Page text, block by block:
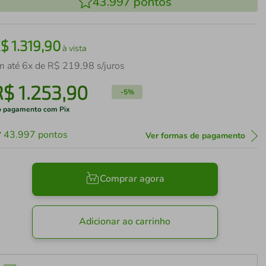
1.319,90à vista
até 6x de R$ 219,98 s/juros
1.253,90 -5%
pagamento com Pix
43.997 pontos Ver formas de pagamento
Comprar agora
Adicionar ao carrinho